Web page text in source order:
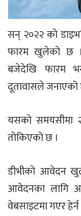
सन् २०२२ को
फारम खुलेको छ ।
बजेदेखि फारम
दूतावासले जनाएको
यसको समयसीमा
तोकिएको छ ।
डीभीको आवेदन
आवेदनका लागि
वेबसाइटमा गएर